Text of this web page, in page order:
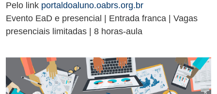
Pelo link portaldoaluno.oabrs.org.br
Evento EaD e presencial | Entrada franca | Vagas
presenciais limitadas | 8 horas-aula